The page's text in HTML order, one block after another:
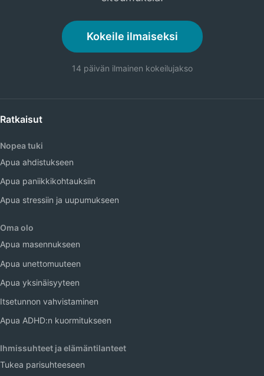
Kokeile ilmaiseksi
14 päivän ilmainen kokeilujakso
Ratkaisut
Nopea tuki
Apua ahdistukseen
Apua paniikkikohtauksiin
Apua stressiin ja uupumukseen
Oma olo
Apua masennukseen
Apua unettomuuteen
Apua yksinäisyyteen
Itsetunnon vahvistaminen
Apua ADHD:n kuormitukseen
Ihmissuhteet ja elämäntilanteet
Tukea parisuhteeseen